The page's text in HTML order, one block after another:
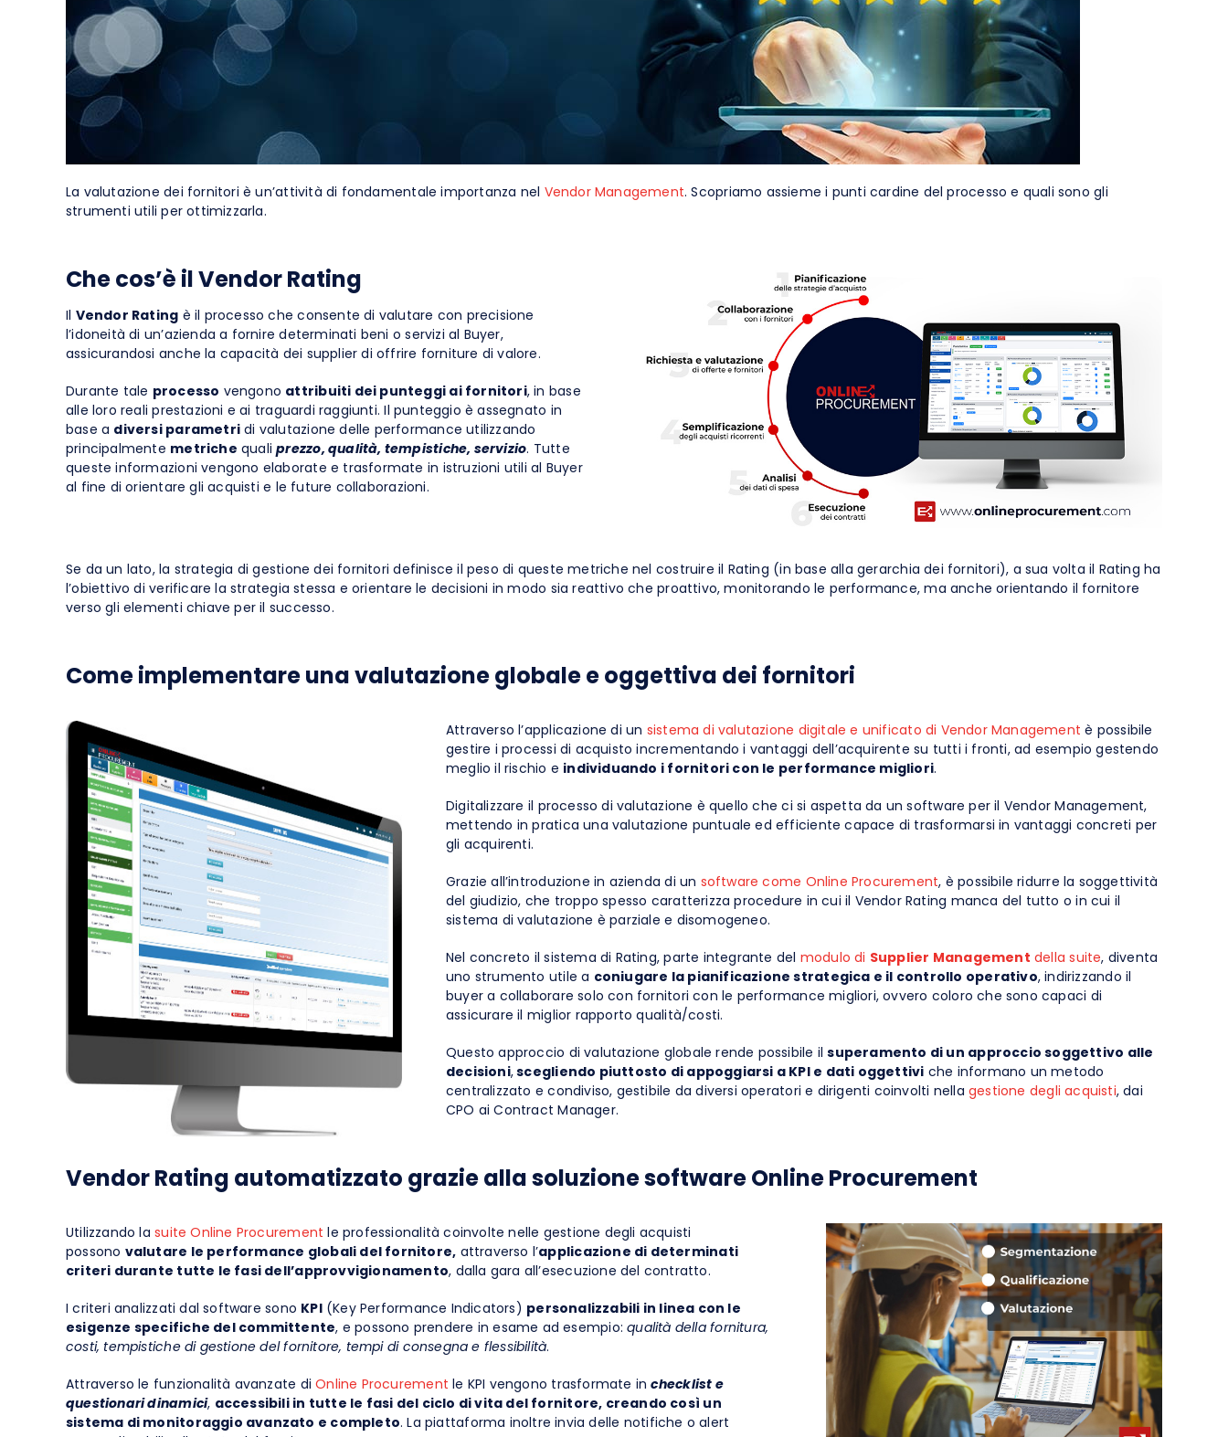
e-Catalog
Spend Management
La valutazione dei fornitori è un’attività di fondamentale importanza nel Vendor Management. Scopriamo assieme i punti cardine del processo e quali sono gli
strumenti utili per ottimizzarla.
Che cos’è il Vendor Rating
Il Vendor Rating è il processo che consente di valutare con precisione
l’idoneità di un’azienda a fornire determinati beni o servizi al Buyer,
assicurandosi anche la capacità dei supplier di offrire forniture di valore.
Durante tale processo vengono attribuiti dei punteggi ai fornitori, in base
alle loro reali prestazioni e ai traguardi raggiunti. Il punteggio è assegnato in
base a diversi parametri di valutazione delle performance utilizzando
principalmente metriche qualiprezzo, qualità, tempistiche, servizio. Tutte
queste informazioni vengono elaborate e trasformate in istruzioni utili al Buyer
al fine di orientare gli acquisti e le future collaborazioni.
Se da un lato, la strategia di gestione dei fornitori definisce il peso di queste metriche nel costruire il Rating (in base alla gerarchia dei fornitori), a sua volta il Rating ha
l’obiettivo di verificare la strategia stessa e orientare le decisioni in modo sia reattivo che proattivo, monitorando le performance, ma anche orientando il fornitore
verso gli elementi chiave per il successo.
Come implementare una valutazione globale e oggettiva dei fornitori
Attraverso l’applicazione di un sistema di valutazione digitale e unificato di Vendor Management è possibile
gestire i processi di acquisto incrementando i vantaggi dell’acquirente su tutti i fronti, ad esempio gestendo
meglio il rischio e individuando i fornitori con le performance migliori.
Digitalizzare il processo di valutazione è quello che ci si aspetta da un software per il Vendor Management,
mettendo in pratica una valutazione puntuale ed efficiente capace di trasformarsi in vantaggi concreti per
gli acquirenti.
Grazie all’introduzione in azienda di un software come Online Procurement, è possibile ridurre la soggettività
del giudizio, che troppo spesso caratterizza procedure in cui il Vendor Rating manca del tutto o in cui il
sistema di valutazione è parziale e disomogeneo.
Nel concreto il sistema di Rating, parte integrante del modulo di Supplier Management della suite, diventa
uno strumento utile a coniugare la pianificazione strategica e il controllo operativo, indirizzando il
buyer a collaborare solo con fornitori con le performance migliori, ovvero coloro che sono capaci di
assicurare il miglior rapporto qualità/costi.
Questo approccio di valutazione globale rende possibile ilsuperamento di un approccio soggettivo alle
decisioni,scegliendo piuttosto di appoggiarsi a KPI e dati oggettivi che informano un metodo
centralizzato e condiviso, gestibile da diversi operatori e dirigenti coinvolti nellagestione degli acquisti, dai
CPO ai Contract Manager.
Vendor Rating automatizzato grazie alla soluzione software Online Procurement
Utilizzando lasuite Online Procurement le professionalità coinvolte nelle gestione degli acquisti
possono valutare le performance globali del fornitore, attraverso l’applicazione di determinati
criteri durante tutte le fasi dell’approvvigionamento, dalla gara all’esecuzione del contratto.
I criteri analizzati dal software sono KPI(Key Performance Indicators) personalizzabili in linea con le
esigenze specifiche del committente, e possono prendere in esame ad esempio:qualità della fornitura,
costi, tempistiche di gestione del fornitore, tempi di consegna e flessibilità.
Attraverso le funzionalità avanzate diOnline Procurement le KPI vengono trasformate inchecklist e
questionari dinamici, accessibili in tutte le fasi del ciclo di vita del fornitore, creando così un
sistema di monitoraggio avanzato e completo. La piattaforma inoltre invia delle notifiche o alert